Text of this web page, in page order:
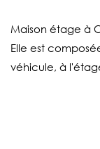
Maison étage à
Elle est
véhicule, à